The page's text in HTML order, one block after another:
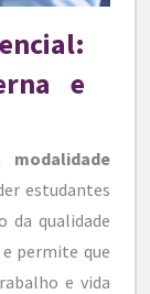
e
modalidade
estudantes
da qualidade
permite que
e vida